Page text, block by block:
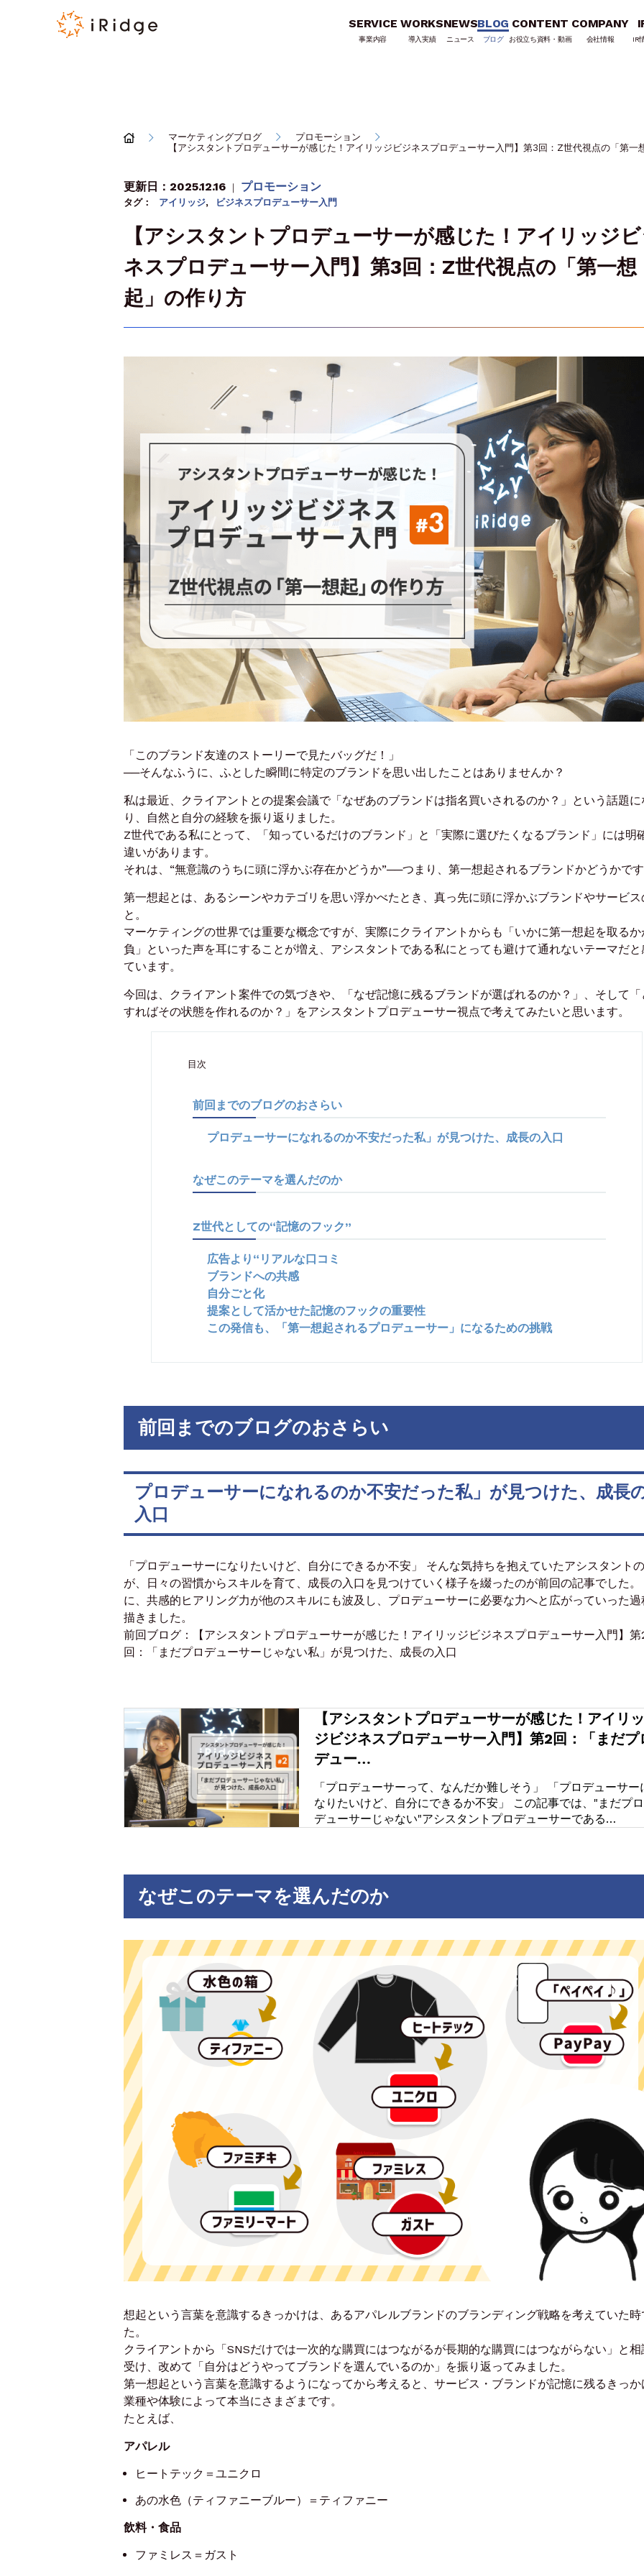
SERVICE
事業内容
WORKS
導入実績
NEWS
ニュース
BLOG
ブログ
CONTENT
お役立ち資料・動画
COMPANY
会社情報 IR
マーケティングブログ
プロモーション
【アシスタントプロデューサーが感じた！アイリッジビジネスプロデューサー入門】第3回：Z世代視点の「第一
更新日：2025.12.16 ｜ プロモーション
タグ： アイリッジ, ビジネスプロデューサー入門
【アシスタントプロデューサーが感じた！アイリッジ
ネスプロデューサー入門】第3回：Z世代視点の「第一想
起」の作り方
「このブランド友達のストーリーで見たバッグだ！」
──そんなふうに、ふとした瞬間に特定のブランドを思い出したことはありませんか？
私は最近、クライアントとの提案会議で「なぜあのブランドは指名買いされるのか？」という話題に
り、自然と自分の経験を振り返りました。
Z世代である私にとって、「知っているだけのブランド」と「実際に選びたくなるブランド」には明
違いがあります。
それは、“無意識のうちに頭に浮かぶ存在かどうか”──つまり、第一想起されるブランドかどうかです
第一想起とは、あるシーンやカテゴリを思い浮かべたとき、真っ先に頭に浮かぶブランドやサービス
と。
マーケティングの世界では重要な概念ですが、実際にクライアントからも「いかに第一想起を取るか
負」といった声を耳にすることが増え、アシスタントである私にとっても避けて通れないテーマだと
ています。
今回は、クライアント案件での気づきや、「なぜ記憶に残るブランドが選ばれるのか？」、そして「
すればその状態を作れるのか？」をアシスタントプロデューサー視点で考えてみたいと思います。
目次
前回までのブログのおさらい
プロデューサーになれるのか不安だった私」が見つけた、成長の入口
なぜこのテーマを選んだのか
Z世代としての“記憶のフック”
広告より“リアルな口コミ
ブランドへの共感
自分ごと化
提案として活かせた記憶のフックの重要性
この発信も、「第一想起されるプロデューサー」になるための挑戦
前回までのブログのおさらい
プロデューサーになれるのか不安だった私」が見つけた、成長
入口
「プロデューサーになりたいけど、自分にできるか不安」 そんな気持ちを抱えていたアシスタント
が、日々の習慣からスキルを育て、成長の入口を見つけていく様子を綴ったのが前回の記事でした。
に、共感的ヒアリング力が他のスキルにも波及し、プロデューサーに必要な力へと広がっていった過
描きました。
前回ブログ：【アシスタントプロデューサーが感じた！アイリッジビジネスプロデューサー入門】第
回：「まだプロデューサーじゃない私」が見つけた、成長の入口
【アシスタントプロデューサーが感じた！アイリッ
ジビジネスプロデューサー入門】第2回：「まだプ
デュー…
「プロデューサーって、なんだか難しそう」 「プロデューサー
なりたいけど、自分にできるか不安」 この記事では、"まだプロ
デューサーじゃない"アシスタントプロデューサーである…
なぜこのテーマを選んだのか
想起という言葉を意識するきっかけは、あるアパレルブランドのブランディング戦略を考えていた時
た。
クライアントから「SNSだけでは一次的な購買にはつながるが長期的な購買にはつながらない」と相
受け、改めて「自分はどうやってブランドを選んでいるのか」を振り返ってみました。
第一想起という言葉を意識するようになってから考えると、サービス・ブランドが記憶に残るきっか
業種や体験によって本当にさまざまです。
たとえば、
アパレル
ヒートテック＝ユニクロ
あの水色（ティファニーブルー）＝ティファニー
飲料・食品
ファミレス＝ガスト